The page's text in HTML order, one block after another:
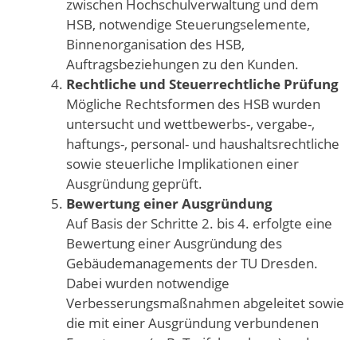
zwischen Hochschulverwaltung und dem
HSB, notwendige Steuerungselemente,
Binnenorganisation des HSB,
Auftragsbeziehungen zu den Kunden.
Rechtliche und Steuerrechtliche Prüfung
Mögliche Rechtsformen des HSB wurden
untersucht und wettbewerbs-, vergabe-,
haftungs-, personal- und haushaltsrechtliche
sowie steuerliche Implikationen einer
Ausgründung geprüft.
Bewertung einer Ausgründung
Auf Basis der Schritte 2. bis 4. erfolgte eine
Bewertung einer Ausgründung des
Gebäudemanagements der TU Dresden.
Dabei wurden notwendige
Verbesserungsmaßnahmen abgeleitet sowie
die mit einer Ausgründung verbundenen